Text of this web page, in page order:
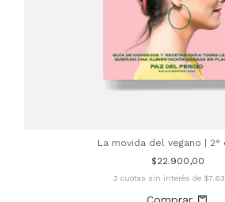
La movida del vegano | 2°
$22.900,00
3 cuotas sin interés de